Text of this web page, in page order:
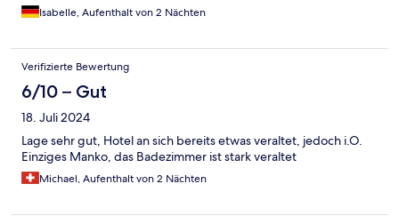
Isabelle, Aufenthalt von 2 Nächten
Verifizierte Bewertung
6/10 – Gut
18. Juli 2024
Lage sehr gut, Hotel an sich bereits etwas veraltet, jedoch i.O.
Einziges Manko, das Badezimmer ist stark veraltet
Michael, Aufenthalt von 2 Nächten